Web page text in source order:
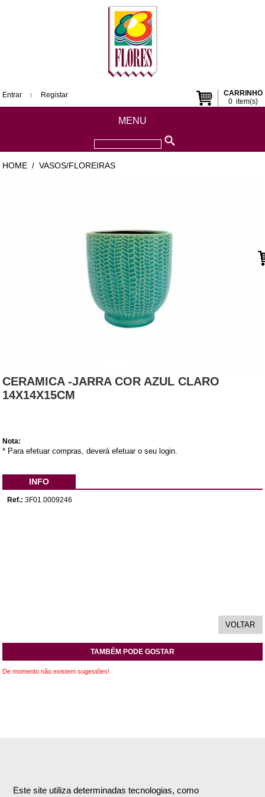
Este site utiliza determinadas tecnologias, como
CARRINHO
0item(s)
Entrar Registar
MENU
HOME / VASOS/FLOREIRAS
CERAMICA -JARRA COR AZUL CLARO
14X14X15CM
Nota:
* Para efetuar compras, deverá efetuar o seu login.
INFO
Ref.: 3F01.0009246
TAMBÉM PODE GOSTAR
De momento não existem sugestões!
Empresa
Encomendas & Pagamentos